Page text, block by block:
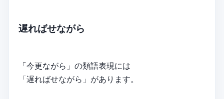
遅ればせながら
「今更ながら」の類語表現には
「遅ればせながら」があります。